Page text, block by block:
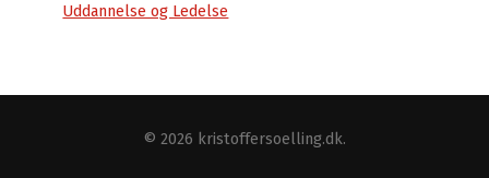
Uddannelse og Ledelse
© 2026 kristoffersoelling.dk.